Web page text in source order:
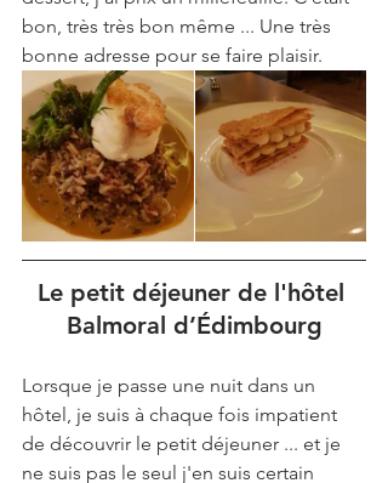
bon, très très bon même ... Une très
bonne adresse pour se faire plaisir.
Le petit déjeuner de l'hôtel
Balmoral d’Édimbourg
Lorsque je passe une nuit dans un
hôtel, je suis à chaque fois impatient
de découvrir le petit déjeuner ... et je
ne suis pas le seul j'en suis certain